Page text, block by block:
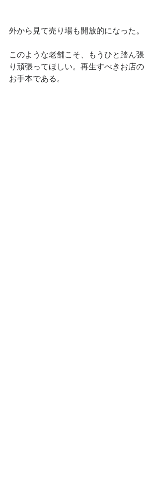
外から見て売り場も開放的になった。
このような老舗こそ、もうひと踏ん張
り頑張ってほしい。再生すべきお店の
お手本である。